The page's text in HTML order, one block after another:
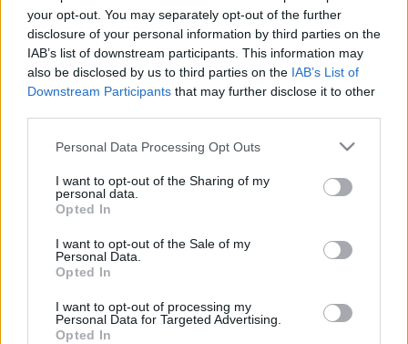
your opt-out. You may separately opt-out of the further
disclosure of your personal information by third parties on the
IAB’s list of downstream participants. This information may
also be disclosed by us to third parties on the IAB’s List of
Downstream Participants that may further disclose it to other
Please note that this website/app uses one or more Google
not limited to your visit or usage behaviour. You may click to
grant or deny consent to Google and its third-party tags to
use your data for below specified purposes in below Google
consent section.
Personal Data Processing Opt Outs
I want to opt-out of the Sharing of my
personal data.
Opted In
I want to opt-out of the Sale of my
Personal Data.
Opted In
I want to opt-out of processing my
Personal Data for Targeted Advertising.
Opted In
beszélgetés az Országos
Idegennyelvű Könyvtárban a Szláv
TeXtus szervezésében a szláv
irodalmakkal legtöbbet foglalkozó
kiadók főszerkesztőinek
részvételével
szlavtextus•2013. április 04.
vállalkozásként elvégezte a 2012-ben
Magyarországon megjelent, szláv szerző tollából
származó szépirodalmi művek összegyűjtését. Az
eredmény, a lista, amelyet az alábbi elemzés a
kiadott könyvek száma, műfaja, és a könyv eredeti…